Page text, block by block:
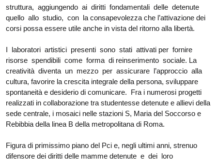
struttura, aggiungendo ai diritti fondamentali delle detenute
quello allo studio, con la consapevolezza che l’attivazione dei
corsi possa essere utile anche in vista del ritorno alla libertà.
I laboratori artistici presenti sono stati attivati per fornire
risorse spendibili come forma di reinserimento sociale. La
creatività diventa un mezzo per assicurare l’approccio alla
cultura, favorire la crescita integrale della persona, sviluppare
spontaneità e desiderio di comunicare. Fra i numerosi progetti
realizzati in collaborazione tra studentesse detenute e allievi della
sede centrale, i mosaici nelle stazioni S, Maria del Soccorso e
Rebibbia della linea B della metropolitana di Roma.
Figura di primissimo piano del Pci e, negli ultimi anni, strenuo
difensore dei diritti delle mamme detenute e dei loro